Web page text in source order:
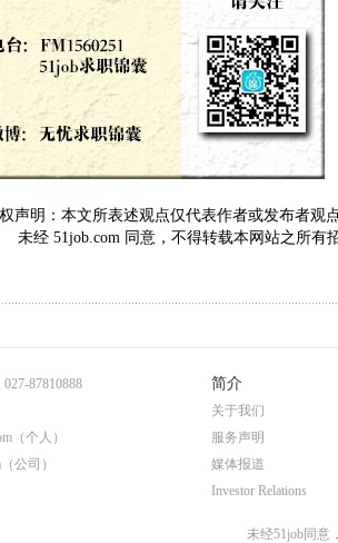
声明：本文所表述观点仅代表作者或发布者观
未经 51job.com 同意，不得转载本网站之所有
87810888
（个人）
（公司）
简介
关于我们
服务声明
媒体报道
Investor Relations
未经51job同意